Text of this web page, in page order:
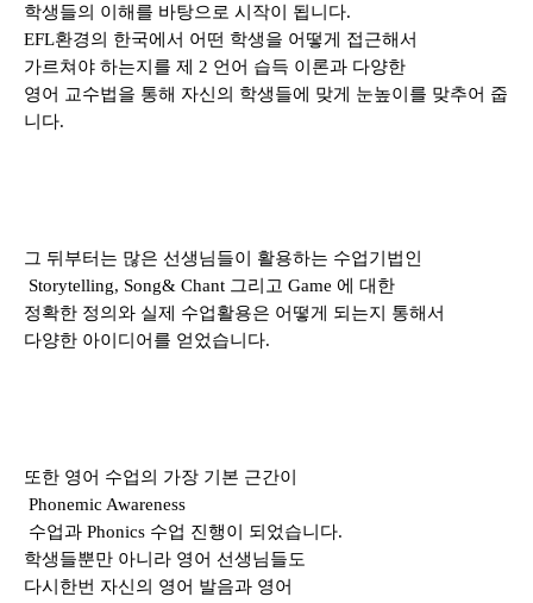
학생들의 이해를 바탕으로 시작이 됩니다.
EFL환경의 한국에서 어떤 학생을 어떻게 접근해서
가르쳐야 하는지를 제 2 언어 습득 이론과 다양한
영어 교수법을 통해 자신의 학생들에 맞게 눈높이를 맞추어 줍
니다.
그 뒤부터는 많은 선생님들이 활용하는 수업기법인
Storytelling, Song& Chant 그리고 Game 에 대한
정확한 정의와 실제 수업활용은 어떻게 되는지 통해서
다양한 아이디어를 얻었습니다.
또한 영어 수업의 가장 기본 근간이
Phonemic Awareness
수업과 Phonics 수업 진행이 되었습니다.
학생들뿐만 아니라 영어 선생님들도
다시한번 자신의 영어 발음과 영어